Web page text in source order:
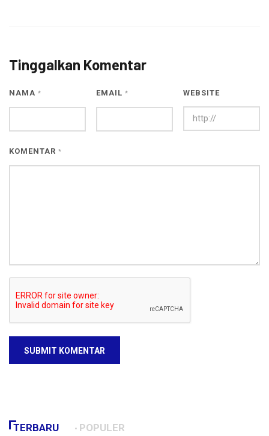
Tinggalkan Komentar
NAMA * EMAIL * WEBSITE
KOMENTAR *
SUBMIT KOMENTAR
TERBARU POPULER